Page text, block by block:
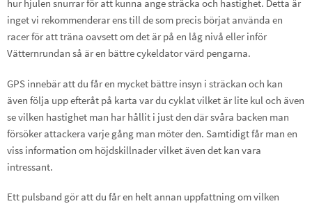
hur hjulen snurrar för att kunna ange sträcka och hastighet. Detta är
inget vi rekommenderar ens till de som precis börjat använda en
racer för att träna oavsett om det är på en låg nivå eller inför
Vätternrundan så är en bättre cykeldator värd pengarna.
GPS innebär att du får en mycket bättre insyn i sträckan och kan
även följa upp efteråt på karta var du cyklat vilket är lite kul och även
se vilken hastighet man har hållit i just den där svåra backen man
försöker attackera varje gång man möter den. Samtidigt får man en
viss information om höjdskillnader vilket även det kan vara
intressant.
Ett pulsband gör att du får en helt annan uppfattning om vilken